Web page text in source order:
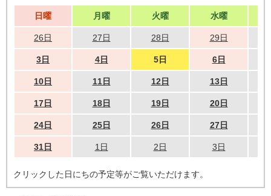
日曜 月曜 火曜 水曜
26日 27日 28日 29日
3日 4日 5日 6日
10日 11日 12日 13日
17日 18日 19日 20日
24日 25日 26日 27日
31日 1日 2日 3日
クリックした日にちの予定等がご覧いただけます。